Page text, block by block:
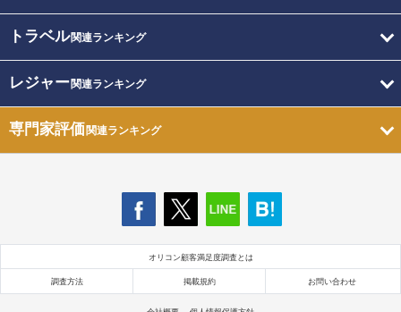
トラベル関連ランキング
レジャー関連ランキング
専門家評価関連ランキング
オリコン顧客満足度調査とは
調査方法 掲載規約 お問い合わせ